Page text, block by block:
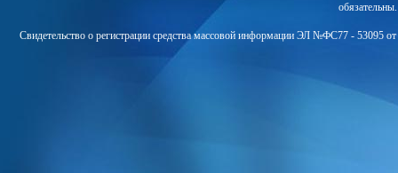
Свидетельство о регистрации средства массовой информации ЭЛ №ФС77 - 53095